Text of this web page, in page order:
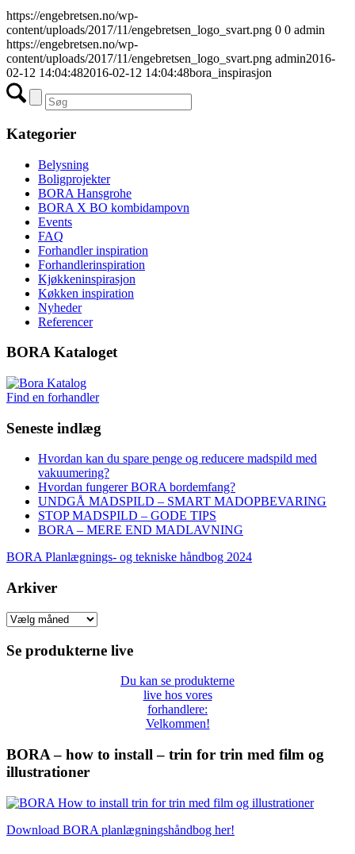
https://engebretsen.no/wp-
content/uploads/2017/11/engebretsen_logo_svart.png 0 0 admin
https://engebretsen.no/wp-
content/uploads/2017/11/engebretsen_logo_svart.png admin2016-
02-12 14:04:482016-02-12 14:04:48bora_inspirasjon
Kategorier
Belysning
Boligprojekter
BORA Hansgrohe
BORA X BO kombidampovn
Events
FAQ
Forhandler inspiration
Forhandlerinspiration
Kjøkkeninspirasjon
Køkken inspiration
Nyheder
Referencer
BORA Kataloget
Find en forhandler
Seneste indlæg
Hvordan kan du spare penge og reducere madspild med
vakuumering?
Hvordan fungerer BORA bordemfang?
UNDGÅ MADSPILD – SMART MADOPBEVARING
STOP MADSPILD – GODE TIPS
BORA – MERE END MADLAVNING
BORA Planlægnings- og tekniske håndbog 2024
Arkiver
Arkiver
Se produkterne live
Du kan se produkterne
live hos vores
forhandlere:
Velkommen!
BORA – how to install – trin for trin med film og
illustrationer
Download BORA planlægningshåndbog her!